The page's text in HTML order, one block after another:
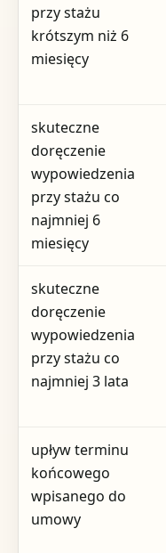
przy stażu
krótszym niż 6
miesięcy
skuteczne
doręczenie
wypowiedzenia
przy stażu co
najmniej 6
miesięcy
skuteczne
doręczenie
wypowiedzenia
przy stażu co
najmniej 3 lata
upływ terminu
końcowego
wpisanego do
umowy